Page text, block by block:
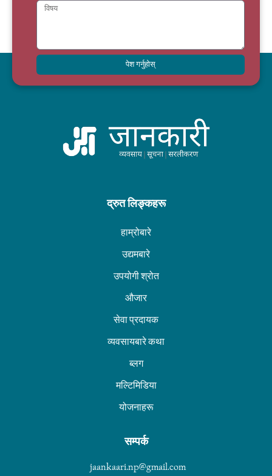
पेश गर्नुहोस्
द्रुत लिङ्कहरू
हाम्रोबारे
उद्यमबारे
उपयोगी श्रोत
औजार
सेवा प्रदायक
व्यवसायबारे कथा
ब्लग
मल्टिमिडिया
योजनाहरू
सम्पर्क
jaankaari.np@gmail.com